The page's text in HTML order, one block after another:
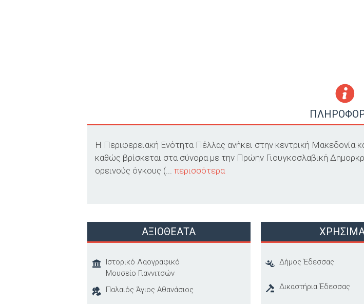
Η Περιφερειακή Ενότητα Πέλλας ανήκει στην κεντρική Μακεδονία
καθώς βρίσκεται στα σύνορα με την Πρώην Γιουγκοσλαβική
ορεινούς όγκους (... περισσότερα
ΑΞΙΟΘΕΑΤΑ
Ιστορικό Λαογραφικό
Μουσείο Γιαννιτσών
Παλαιός Άγιος Αθανάσιος
Δήμος Έδεσσας
Δικαστήρια Έδεσσας